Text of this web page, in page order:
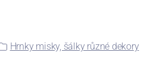
Hrnky misky, šálky různé dekory